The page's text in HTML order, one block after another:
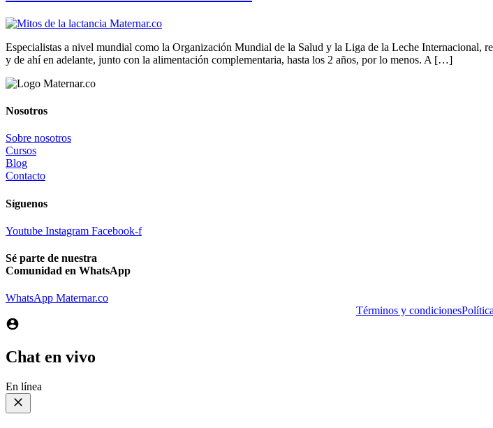
Especialistas a nivel mundial como la Organización Mundial de la Salud y la Liga de la Leche Internacional,
y de ahí en adelante, junto con la alimentación complementaria, hasta los 2 años, por lo menos. A […]
Nosotros
Sobre nosotros
Cursos
Blog
Contacto
Síguenos
Youtube Instagram Facebook-f
Sé parte de nuestra
Comunidad en WhatsApp
WhatsApp Maternar.co
Términos y condiciones
Chat en vivo
En línea